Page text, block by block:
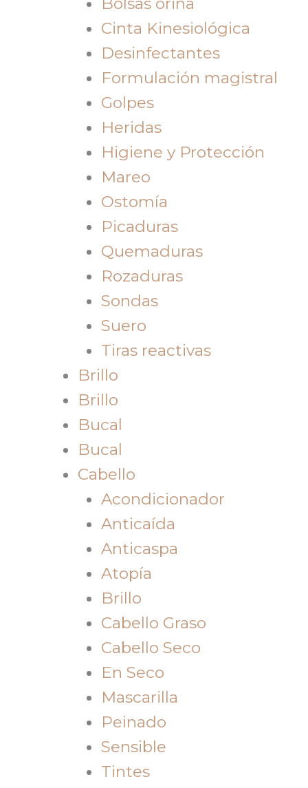
Cinta Kinesiológica
Desinfectantes
Formulación magistral
Golpes
Heridas
Higiene y Protección
Mareo
Ostomía
Picaduras
Quemaduras
Rozaduras
Sondas
Suero
Tiras reactivas
Brillo
Brillo
Bucal
Bucal
Cabello
Acondicionador
Anticaída
Anticaspa
Atopía
Brillo
Cabello Graso
Cabello Seco
En Seco
Mascarilla
Peinado
Sensible
Tintes